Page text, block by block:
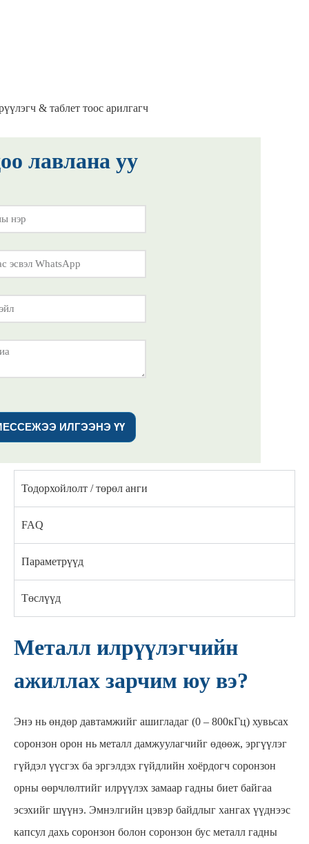
& таблет тоос арилгагч
лавлана уу
ИЛГЭЭНЭ ҮҮ
Тодорхойлолт / төрөл анги
FAQ
Параметрүүд
Төслүүд
Металл илрүүлэгчийн
ажиллах зарчим юу вэ?
Энэ нь өндөр давтамжийг ашигладаг (0 – 800кГц) хувьсах
соронзон орон нь металл дамжуулагчийг өдөөж, эргүүлэг
гүйдэл үүсгэх ба эргэлдэх гүйдлийн хоёрдогч соронзон
орны өөрчлөлтийг илрүүлэх замаар гадны биет байгаа
эсэхийг шүүнэ. Эмнэлгийн цэвэр байдлыг хангах үүднээс
капсул дахь соронзон болон соронзон бус металл гадны